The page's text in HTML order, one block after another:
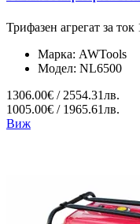
Трифазен агрегат за
Марка: AWTools
Модел: NL6500
1306.00€ / 2554.31лв.
1005.00€ / 1965.61лв.
Виж